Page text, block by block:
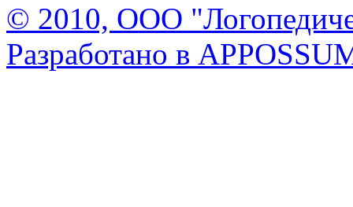
© 2010, ООО
Разработано в